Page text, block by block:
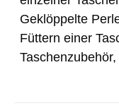
Geklöppelte
Füttern einer